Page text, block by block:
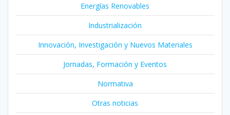
Energías Renovables
Industrialización
Innovación, Investigación y Nuevos Materiales
Jornadas, Formación y Eventos
Normativa
Otras noticias